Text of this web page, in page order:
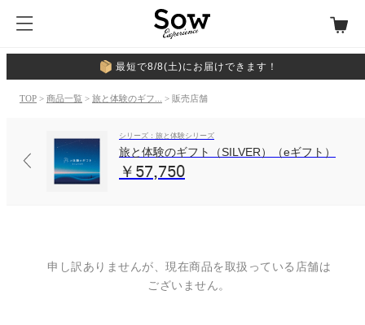
最短で8/8(土)にお届けできます！
TOP > 商品一覧 > 旅と体験のギフ... > 販売店舗
シリーズ：旅と体験シリーズ
旅と体験のギフト（SILVER）（eギフト）
￥57,750
申し訳ありませんが、現在商品を取扱っている店舗は
ございません。